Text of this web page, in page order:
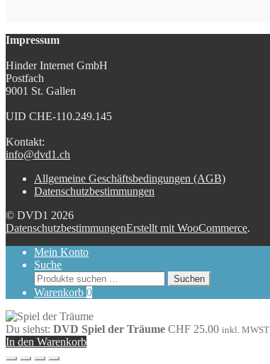
Impressum
Hinder Internet GmbH
Postfach
9001 St. Gallen
UID CHE-110.249.145
Kontakt:
info@dvd1.ch
Allgemeine Geschäftsbedingungen (AGB)
Datenschutzbestimmungen
© DVD1 2026
DatenschutzbestimmungenErstellt mit WooCommerce.
Mein Konto
Suche
Suchen
nach:
Suchen
Warenkorb 0
Du siehst: DVD Spiel der Träume CHF 25.00 inkl. MWST
In den Warenkorb